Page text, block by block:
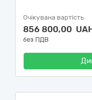
Очікувана вартість
856 800,00
без ПДВ